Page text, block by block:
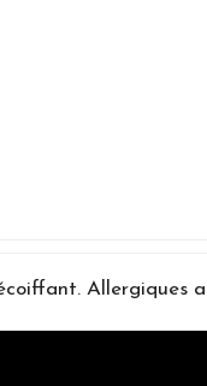
Allergiques